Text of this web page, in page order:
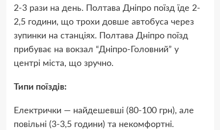
2-3 рази на день. Полтава Дніпро поїзд їде 2-
2,5 години, що трохи довше автобуса через
зупинки на станціях. Полтава Дніпро поїзд
прибуває на вокзал “Дніпро-Головний” у
центрі міста, що зручно.
Типи поїздів:
Електрички — найдешевші (80-100 грн), але
повільні (3-3,5 години) та некомфортні.